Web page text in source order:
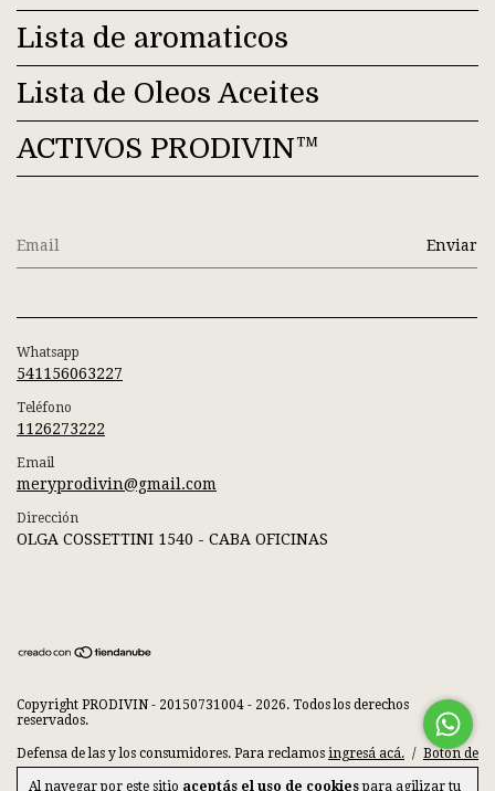
Al navegar por este sitio aceptás el uso de cookiespara agilizar tu
Lista de aromaticos
Lista de Oleos Aceites
ACTIVOS PRODIVIN™
Whatsapp
541156063227
Teléfono
1126273222
Email
meryprodivin@gmail.com
Dirección
OLGA COSSETTINI 1540 - CABA OFICINAS
Copyright PRODIVIN - 20150731004 - 2026. Todos los derechos
reservados.
Defensa de las y los consumidores. Para reclamos ingresá acá. / Botón de